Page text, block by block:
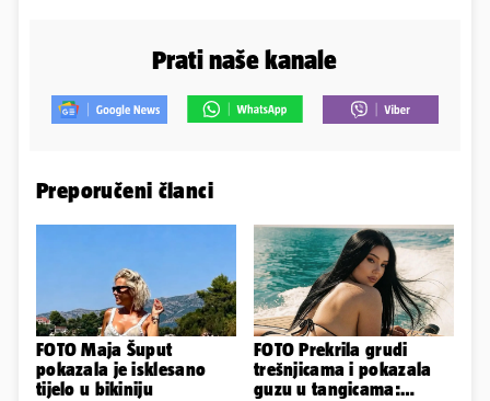
Prati naše kanale
Preporučeni članci
FOTO Maja Šuput
pokazala je isklesano
tijelo u bikiniju
FOTO Prekrila grudi
trešnjicama i pokazala
guzu u tangicama: